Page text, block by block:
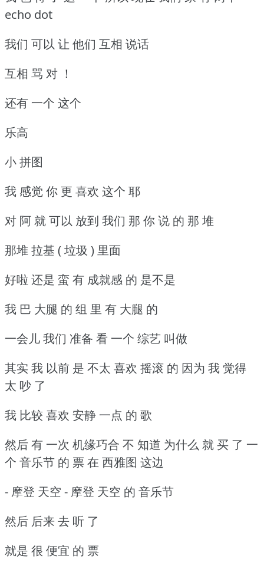
echo dot
我们 可以 让 他们 互相 说话
互相 骂 对 ！
还有 一个 这个
乐高
小 拼图
我 感觉 你 更 喜欢 这个 耶
对 阿 就 可以 放到 我们 那 你 说 的 那 堆
那堆 拉基 ( 垃圾 ) 里面
好啦 还是 蛮 有 成就感 的 是不是
我 巴 大腿 的 组 里 有 大腿 的
一会儿 我们 准备 看 一个 综艺 叫做
其实 我 以前 是 不太 喜欢 摇滚 的 因为 我 觉得
太 吵 了
我 比较 喜欢 安静 一点 的 歌
然后 有 一次 机缘巧合 不 知道 为什么 就 买 了 一
个 音乐节 的 票 在 西雅图 这边
- 摩登 天空 - 摩登 天空 的 音乐节
然后 后来 去 听 了
就是 很 便宜 的 票